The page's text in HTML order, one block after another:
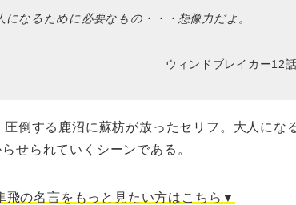
なるために必要なもの・・・想像力だよ。
ウィンドブレイカー12
倒する鹿沼に蘇枋が放ったセリフ。大人にな
せられていくシーンである。
飛の名言をもっと見たい方はこちら▼